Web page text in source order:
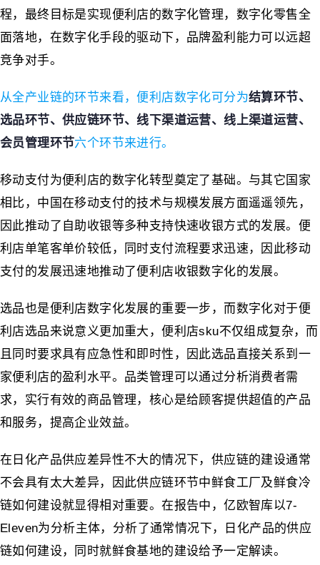
程，最终目标是实现便利店的数字化管理，数字化零售全
面落地，在数字化手段的驱动下，品牌盈利能力可以远超
竞争对手。
从全产业链的环节来看，便利店数字化可分为结算环节、
选品环节、供应链环节、线下渠道运营、线上渠道运营、
会员管理环节六个环节来进行。
移动支付为便利店的数字化转型奠定了基础。与其它国家
相比，中国在移动支付的技术与规模发展方面遥遥领先，
因此推动了自助收银等多种支持快速收银方式的发展。便
利店单笔客单价较低，同时支付流程要求迅速，因此移动
支付的发展迅速地推动了便利店收银数字化的发展。
选品也是便利店数字化发展的重要一步，而数字化对于便
利店选品来说意义更加重大，便利店sku不仅组成复杂，而
且同时要求具有应急性和即时性，因此选品直接关系到一
家便利店的盈利水平。品类管理可以通过分析消费者需
求，实行有效的商品管理，核心是给顾客提供超值的产品
和服务，提高企业效益。
在日化产品供应差异性不大的情况下，供应链的建设通常
不会具有太大差异，因此供应链环节中鲜食工厂及鲜食冷
链如何建设就显得相对重要。在报告中，亿欧智库以7-
Eleven为分析主体，分析了通常情况下，日化产品的供应
链如何建设，同时就鲜食基地的建设给予一定解读。